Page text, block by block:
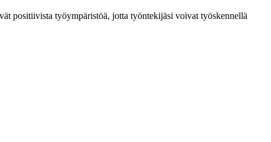
positiivista työympäristöä, jotta työntekijäsi voivat työskennellä